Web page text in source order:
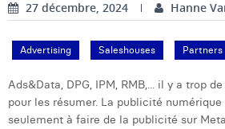
27 décembre, 2024 Hanne
Advertising Saleshouses Partners
Ads&Data, DPG, IPM, RMB,... il y a trop
pour les résumer. La publicité
seulement à faire de la publicité sur